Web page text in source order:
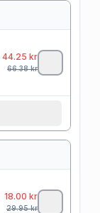
44.25 kr
66.38kr
18.00 kr
29.95kr